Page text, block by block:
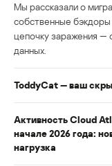
Мы рассказали о
собственные бэкдоры
цепочку заражения —
данных.
ToddyCat — ваш
Активность Cloud
начале 2026 года:
нагрузка